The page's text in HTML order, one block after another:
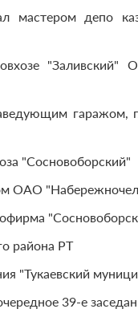
мастером депо
"Заливский"
гаражом,
"Сосновоборский"
ОАО
района РТ
"Тукаевский
39-е